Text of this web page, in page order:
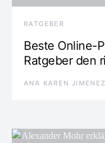
RATGEBER
Beste Online-
Ratgeber den
ANA KAREN JIMENEZ